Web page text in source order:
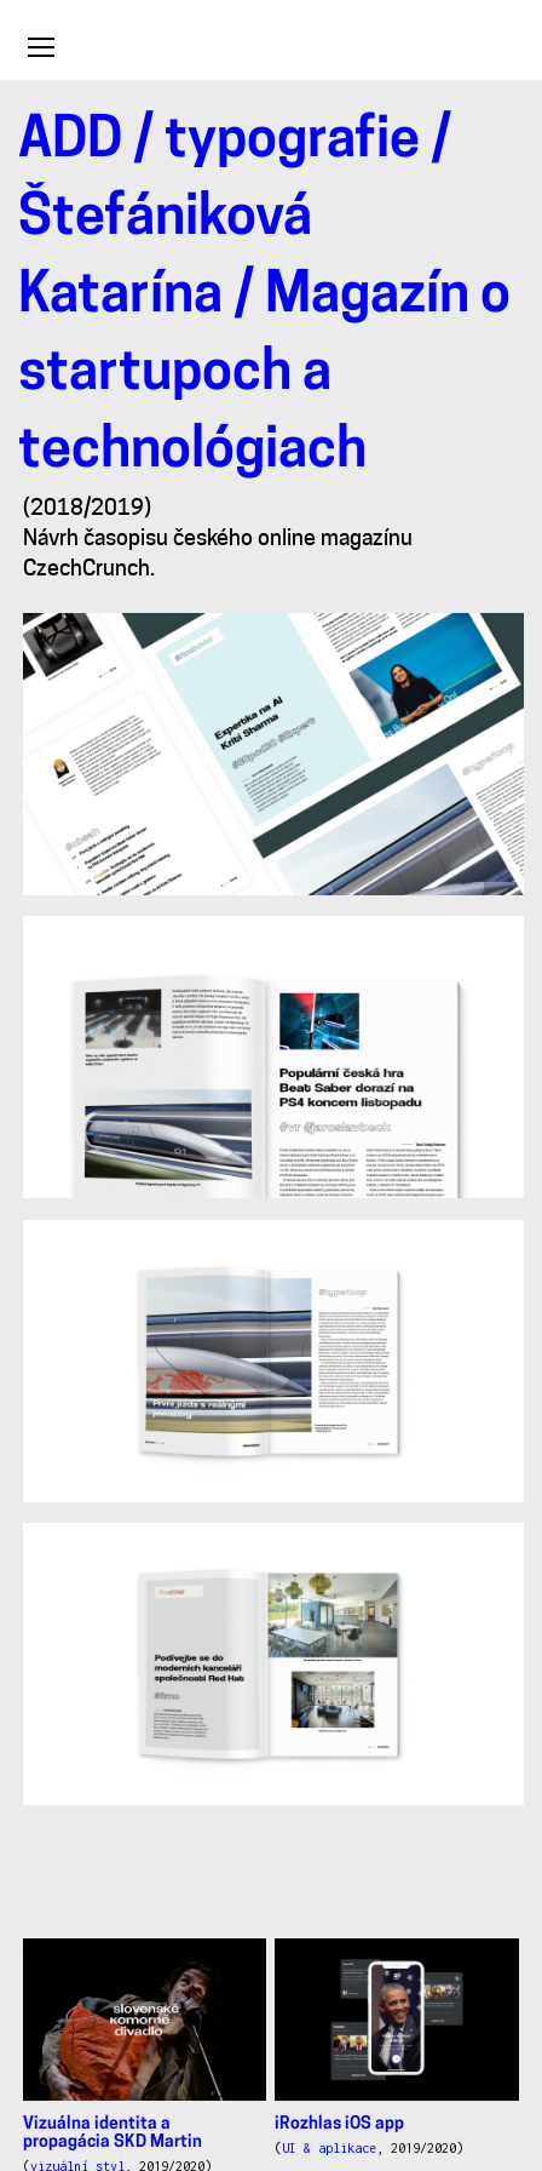
Toggle
ADD / typografie /
Štefániková
Katarína / Magazín o
startupoch a
technológiach
Magazín
o
startupoch
a
technológiach
(2018/2019)
Návrh časopisu českého online magazínu
CzechCrunch.
práce
Vizuálna identita a
propagácia SKD Martin
(vizuální styl , 2019/2020)
iRozhlas iOS app
(UI & aplikace , 2019/2020)